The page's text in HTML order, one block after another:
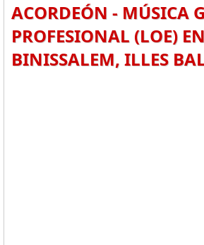
ACORDEÓN - MÚSICA
PROFESIONAL (LOE) EN
BINISSALEM, ILLES